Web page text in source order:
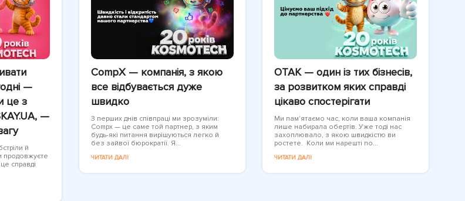
—
це з
—
й
продовжуєте
справді
CompX — компанія, з якою
все відбувається дуже
швидко
З перших днів співпраці ми зрозуміли:
Compx — це саме той партнер, з яким
будь-які питання вирішуються легко й
без зайвої бюрократії. Я...
ЧИТАТИ ДАЛІ
OTAK — один із тих бізнесів,
за розвитком яких справді
цікаво спостерігати
Ми пам'ятаємо час, коли ваша компанія
лише набирала обертів. Уже тоді нас
захоплювало, з якою швидкістю ви
ростете. Коли ми нарешті по...
ЧИТАТИ ДАЛІ